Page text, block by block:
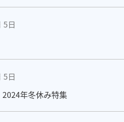
5日
5日
年冬休み特集